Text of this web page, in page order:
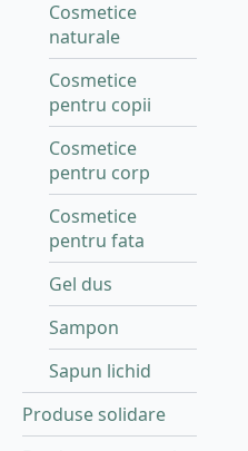
Cosmetice
naturale
Cosmetice
pentru copii
Cosmetice
pentru corp
Cosmetice
pentru fata
Gel dus
Sampon
Sapun lichid
Produse solidare